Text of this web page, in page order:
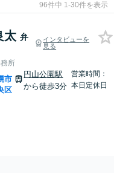
96件中 1-30件を表示
太 弁
インタビューを
見る
所
市
区
円山公園駅
から徒歩3分
営業時間：
本日定休日